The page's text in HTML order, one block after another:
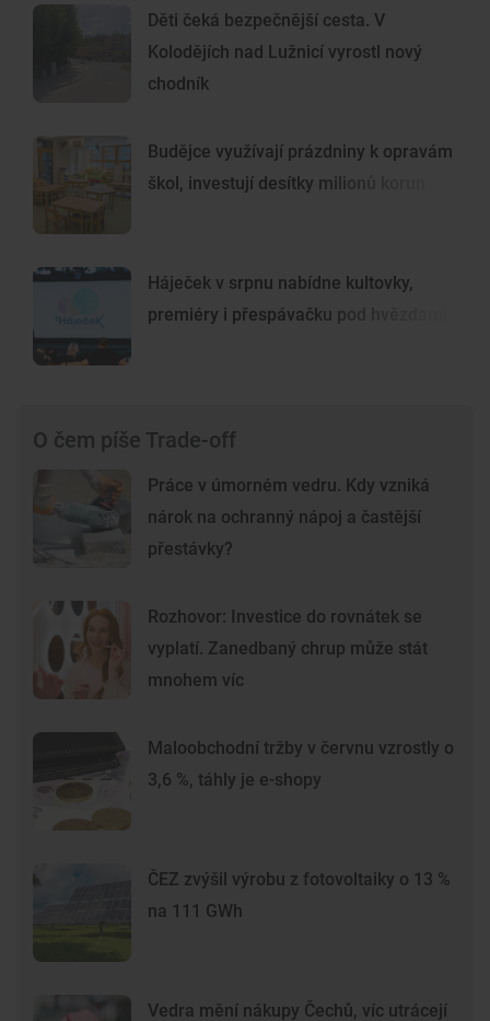
Děti čeká bezpečnější cesta. V
Kolodějích nad Lužnicí vyrostl nový
chodník
Budějce využívají prázdniny k opravám
škol, investují desítky milionů korun
Háječek v srpnu nabídne kultovky,
premiéry i přespávačku pod hvězdami
O čem píše Trade-off
Práce v úmorném vedru. Kdy vzniká
nárok na ochranný nápoj a častější
přestávky?
Rozhovor: Investice do rovnátek se
vyplatí. Zanedbaný chrup může stát
mnohem víc
Maloobchodní tržby v červnu vzrostly o
3,6 %, táhly je e-shopy
ČEZ zvýšil výrobu z fotovoltaiky o 13 %
na 111 GWh
Vedra mění nákupy Čechů, víc utrácejí